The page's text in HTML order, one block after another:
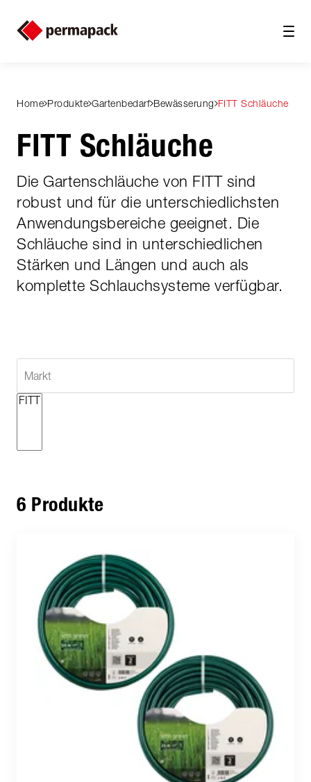
Home Produkte Gartenbedarf Bewässerung FITT Schläuche
FITT Schläuche
Die Gartenschläuche von FITT sind
robust und für die unterschiedlichsten
Anwendungsbereiche geeignet. Die
Schläuche sind in unterschiedlichen
Stärken und Längen und auch als
komplette Schlauchsysteme verfügbar.
6 Produkte